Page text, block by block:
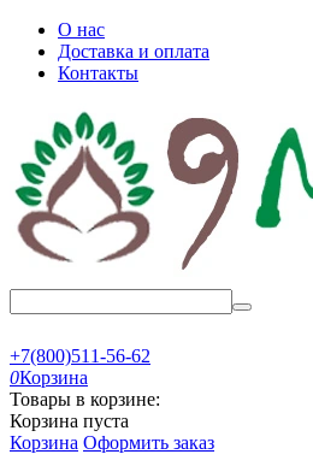
О нас
Доставка и оплата
Контакты
+7(800)511-56-62
0Корзина
Товары в корзине:
Корзина пуста
Корзина Оформить заказ